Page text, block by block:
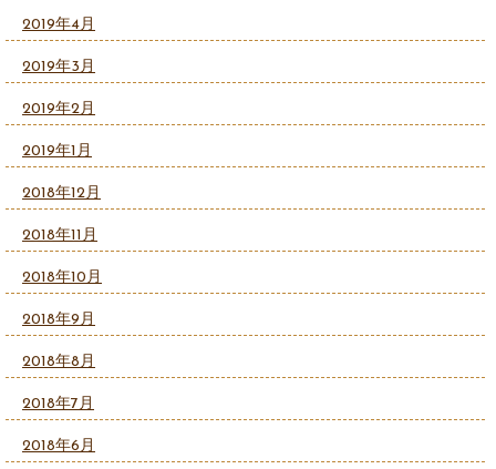
2019年4月
2019年3月
2019年2月
2019年1月
2018年12月
2018年11月
2018年10月
2018年9月
2018年8月
2018年7月
2018年6月